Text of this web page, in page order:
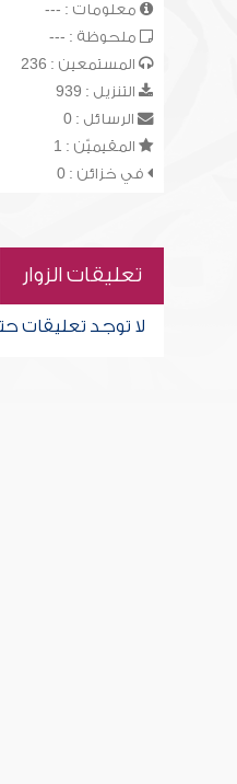
معلومات : ---
ملحوظة : ---
المستمعين : 236
التنزيل : 939
الرسائل : 0
المقيميّن : 1
في خزائن : 0
تعليقات الزوار
لا توجد تعليقات